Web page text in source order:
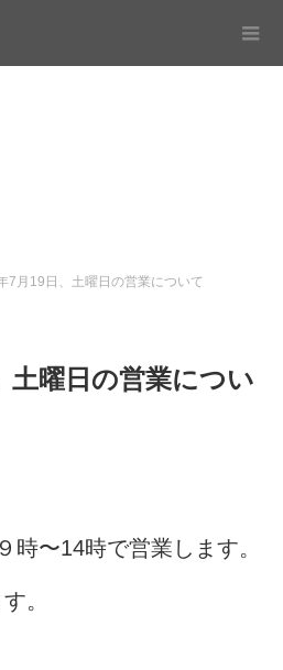
7月19日、土曜日の営業について
土曜日の営業につい
時〜14時で営業します。
。